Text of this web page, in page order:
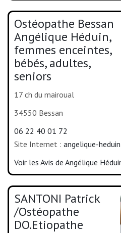
Ostéopathe Bessan
Angélique Héduin,
femmes enceintes,
bébés, adultes,
seniors
17 ch du mairoual
34550 Bessan
06 22 40 01 72
Site Internet : angelique-
Voir les Avis de Angélique
SANTONI Patrick
/Ostéopathe
DO.Etiopathe